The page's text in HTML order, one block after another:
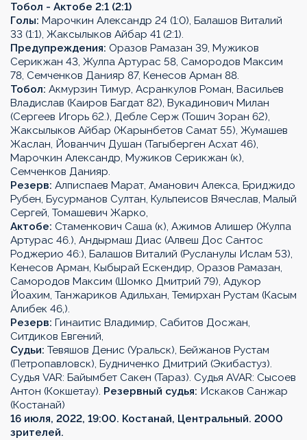
Тобол - Актобе 2:1 (2:1)
Голы: Марочкин Александр 24 (1:0), Балашов Виталий
33 (1:1), Жаксылыков Айбар 41 (2:1).
Предупреждения: Оразов Рамазан 39, Мужиков
Серикжан 43, Жулпа Артурас 58, Самородов Максим
78, Семченков Данияр 87, Кенесов Арман 88.
Тобол: Акмурзин Тимур, Асранкулов Роман, Васильев
Владислав (Каиров Багдат 82), Вукадинович Милан
(Сергеев Игорь 62.), Дебле Серж (Тошич Зоран 62),
Жаксылыков Айбар (Жарынбетов Самат 55), Жумашев
Жаслан, Йованчич Душан (Тагыберген Асхат 46),
Марочкин Александр, Мужиков Серикжан (к),
Семченков Данияр.
Резерв: Алписпаев Марат, Аманович Алекса, Бриджидо
Рубен, Бусурманов Султан, Кульпеисов Вячеслав, Малый
Сергей, Томашевич Жарко,
Актобе: Стаменкович Саша (к), Ажимов Алишер (Жулпа
Артурас 46.), Андырмаш Диас (Алвеш Дос Сантос
Роджерио 46:), Балашов Виталий (Русланулы Ислам 53),
Кенесов Арман, Кыбырай Ескендир, Оразов Рамазан,
Самородов Максим (Шомко Дмитрий 79), Адукор
Йоахим, Танжариков Адильхан, Темирхан Рустам (Касым
Алибек 46,).
Резерв: Гинаитис Владимир, Сабитов Досжан,
Ситдиков Евгений,
Судьи: Тевяшов Денис (Уральск), Бейжанов Рустам
(Петропавловск), Будниченко Дмитрий (Экибастуз).
Судья VAR: Байымбет Сакен (Тараз). Судья AVAR: Сысоев
Антон (Кокшетау). Резервный судья: Искаков Санжар
(Костанай)
16 июля, 2022, 19:00. Костанай, Центральный. 2000
зрителей.